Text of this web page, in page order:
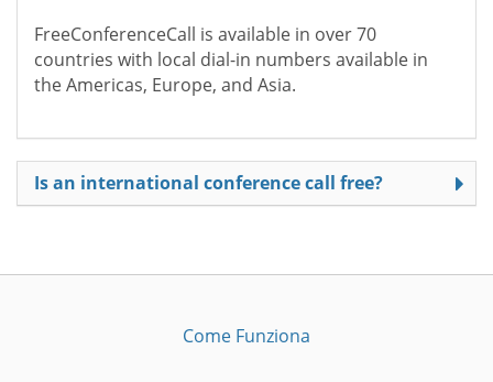
FreeConferenceCall is available in over 70
countries with local dial-in numbers available in
the Americas, Europe, and Asia.
Is an international conference call free?
Come Funziona